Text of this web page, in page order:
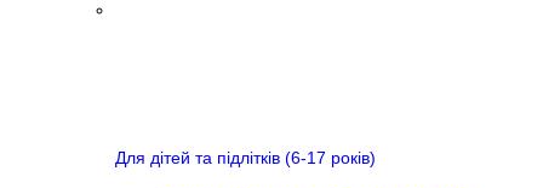
Для дітей та підлітків (6-17 років)